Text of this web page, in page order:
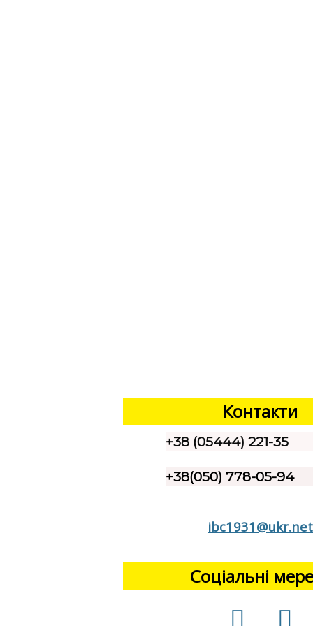
Контакти
+38 (05444) 221-35
+38(050) 778-05-94
ibc1931@ukr.net
Соціальні